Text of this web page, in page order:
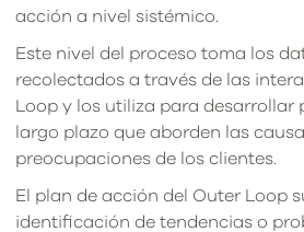
acción a nivel sistémico.
Este nivel del proceso toma los
recolectados a través de las
Loop y los utiliza para desarrollar
largo plazo que aborden las
preocupaciones de los clientes.
El plan de acción del Outer Loop
identificación de tendencias o